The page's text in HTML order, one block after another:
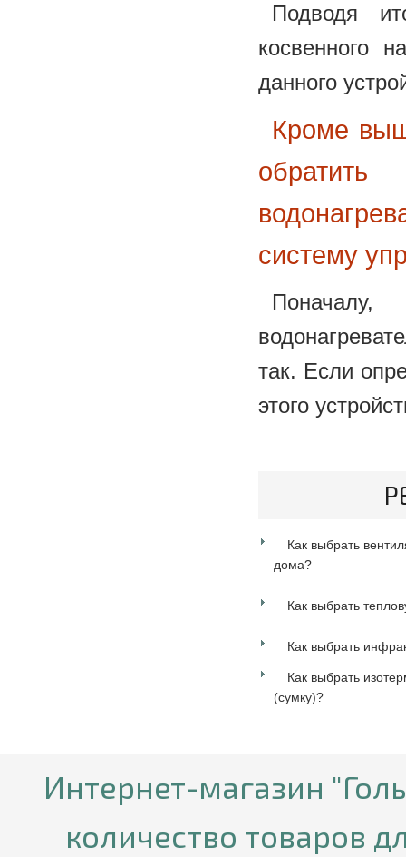
Подводя
косвенного
данного
Кроме
систему
так. Если
этого
Как выбрать
дома?
Как выбрать
Как выбрать
Как выбрать
(сумку)?
Интернет-магазин
количество товаров